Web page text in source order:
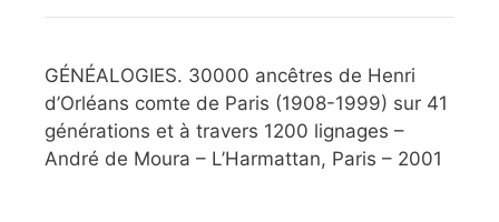
GÉNÉALOGIES. 30000 ancêtres de Henri
d’Orléans comte de Paris (1908-1999) sur 41
générations et à travers 1200 lignages –
André de Moura – L’Harmattan, Paris – 2001